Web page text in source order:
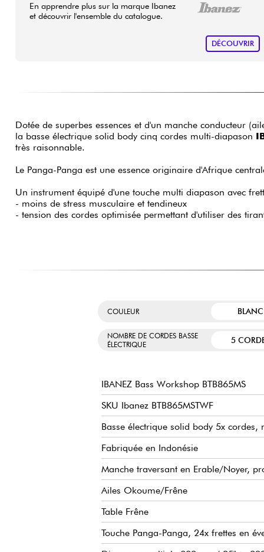
En apprendre plus sur la marque Ibanez
et découvrir l'ensemble du catalogue.
DÉCOUVRIR
Dotée de superbes essences et d'un manche conducteur
la basse électrique solid body cinq cordes multi-diapason
très raisonnable.
Le Panga-Panga est une essence originaire d'Afrique
Un instrument équipé d'une touche multi diapason avec
- moins de stress musculaire et tendineux
- tension des cordes optimisée permettant d'utiliser des
COULEUR BLANC
NOMBRE DE CORDES BASSE
ÉLECTRIQUE
5
IBANEZ Bass Workshop BTB865MS
SKU Ibanez BTB865MSTWF
Basse électrique solid body 5x
Fabriquée en Indonésie
Manche traversant en Erable/Noyer,
Ailes Okoume/Frêne
Table Frêne
Touche Panga-Panga, 24x frettes en